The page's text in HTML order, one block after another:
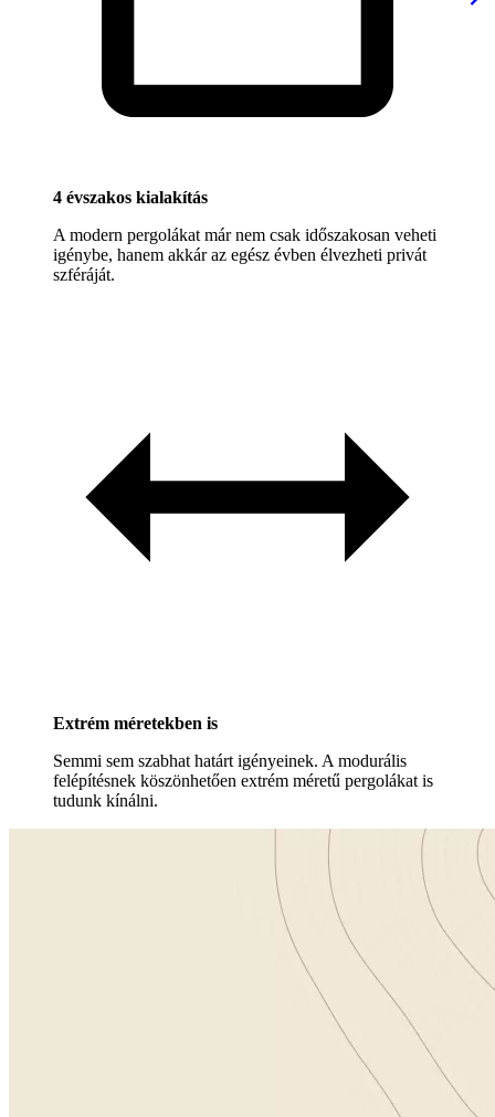
4 évszakos kialakítás
A modern pergolákat már nem csak időszakosan veheti
igénybe, hanem akkár az egész évben élvezheti privát
szféráját.
Extrém méretekben is
Semmi sem szabhat határt igényeinek. A modurális
felépítésnek köszönhetően extrém méretű pergolákat is
tudunk kínálni.